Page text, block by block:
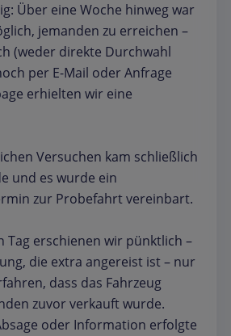
Über eine Woche hinweg war
jemanden zu erreichen –
(weder direkte Durchwahl
per E-Mail oder Anfrage
erhielten wir eine
Versuchen kam schließlich
und es wurde ein
zur Probefahrt vereinbart.
Tag erschienen wir pünktlich –
die extra angereist ist – nur
dass das Fahrzeug
zuvor verkauft wurde.
oder Information erfolgte